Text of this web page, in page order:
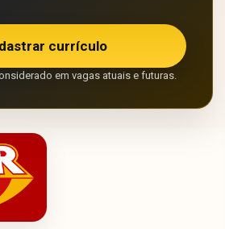
currículo
em vagas atuais e futuras.